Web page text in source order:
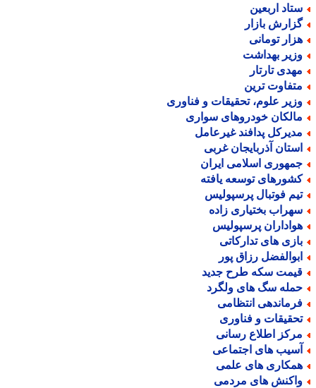
اربعین
بازار
تومانی
بهداشت
تارتار
ترین
علوم، تحقیقات و فناوری
خودروهای سواری
پدافند غیرعامل
آذربایجان غربی
اسلامی ایران
توسعه یافته
فوتبال پرسپولیس
بختیاری زاده
پرسپولیس
های تدارکاتی
رزاق پور
سکه طرح جدید
سگ های ولگرد
انتظامی
و فناوری
اطلاع رسانی
های اجتماعی
های علمی
های مردمی